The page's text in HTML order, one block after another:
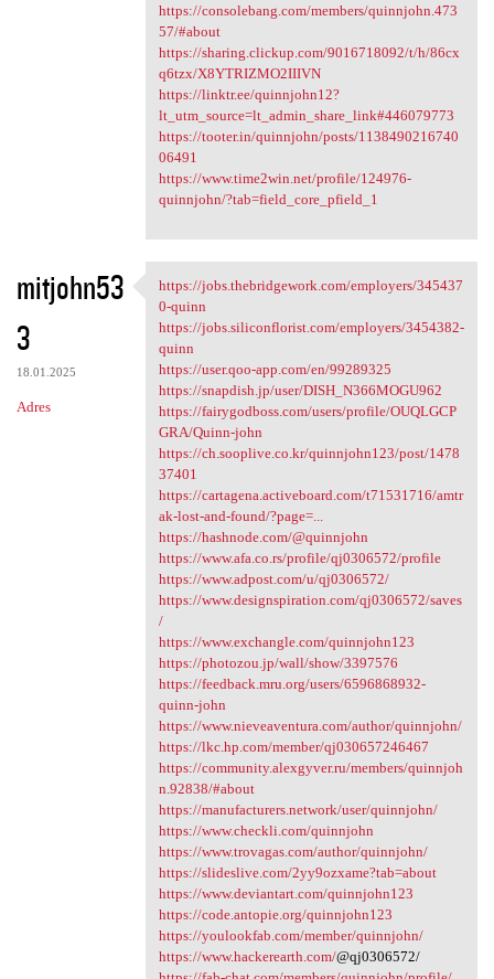
https://consolebang.com/members/quinnjohn.473
57/#about
https://sharing.clickup.com/9016718092/t/h/86cx
q6tzx/X8YTRIZMO2IIIVN
https://linktr.ee/quinnjohn12?
lt_utm_source=lt_admin_share_link#446079773
https://tooter.in/quinnjohn/posts/1138490216740
06491
https://www.time2win.net/profile/124976-
quinnjohn/?tab=field_core_pfield_1
mitjohn53
3
18.01.2025
Adres
https://jobs.thebridgework
https://jobs.thebridgework.com/employers/345437
0-quinn
https://jobs.siliconflorist.com/employers/3454382-
quinn
https://user.qoo-app.com/en/99289325
https://snapdish.jp/user/DISH_N366MOGU962
https://fairygodboss.com/users/profile/OUQLGCP
GRA/Quinn-john
https://ch.sooplive.co.kr/quinnjohn123/post/1478
37401
https://cartagena.activeboard.com/t71531716/amtr
ak-lost-and-found/?page=...
https://hashnode.com/@quinnjohn
https://www.afa.co.rs/profile/qj0306572/profile
https://www.adpost.com/u/qj0306572/
https://www.designspiration.com/qj0306572/saves
/
https://www.exchangle.com/quinnjohn123
https://photozou.jp/wall/show/3397576
https://feedback.mru.org/users/6596868932-
quinn-john
https://www.nieveaventura.com/author/quinnjohn/
https://lkc.hp.com/member/qj030657246467
https://community.alexgyver.ru/members/quinnjoh
n.92838/#about
https://manufacturers.network/user/quinnjohn/
https://www.checkli.com/quinnjohn
https://www.trovagas.com/author/quinnjohn/
https://slideslive.com/2yy9ozxame?tab=about
https://www.deviantart.com/quinnjohn123
https://code.antopie.org/quinnjohn123
https://youlookfab.com/member/quinnjohn/
https://www.hackerearth.com/@qj0306572/